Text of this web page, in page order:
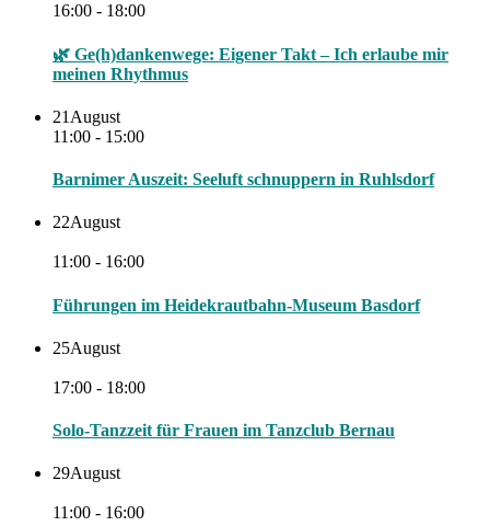
16:00 - 18:00
🌿 Ge(h)dankenwege: Eigener Takt – Ich erlaube mir
meinen Rhythmus
21 August
11:00 - 15:00
Barnimer Auszeit: Seeluft schnuppern in Ruhlsdorf
22August
11:00 - 16:00
Führungen im Heidekrautbahn-Museum Basdorf
25August
17:00 - 18:00
Solo-Tanzzeit für Frauen im Tanzclub Bernau
29August
11:00 - 16:00